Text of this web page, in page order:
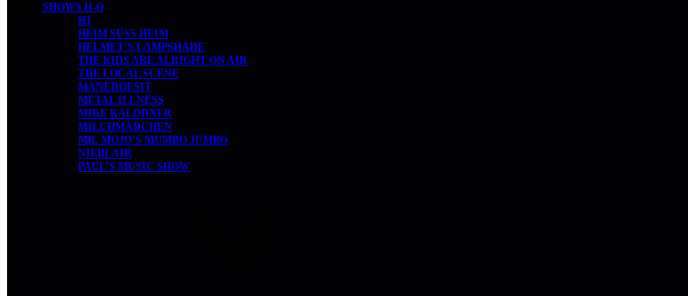
SHOWS H-Q
H1
HEIM SÜSS HEIM
HELMET’S LAMPSHADE
THE KIDS ARE ALRIGHT ON AIR
THE LOCAL SCENE
MANEDOESIT
METAL ILLNESS
MIKE KALODNER
MILCHMÄDCHEN
MR. MOJO’S MUMBO JUMBO
NIEBLAIR
PAUL’S MUSIC SHOW